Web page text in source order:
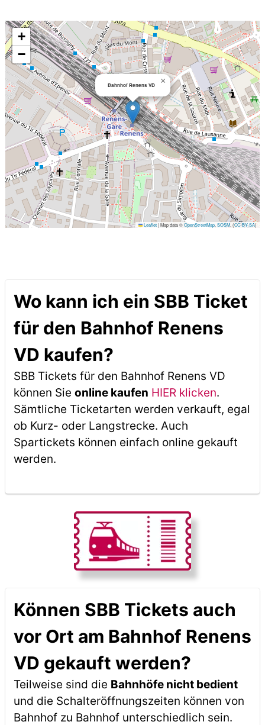
Bahnhof Renens VD ×
+
−
Leaflet|Map data ©OpenStreetMap ,SOSM , (CC-BY-SA)
Wo kann ich ein SBB Ticket
für den Bahnhof Renens
VD kaufen?
SBB Tickets für den Bahnhof Renens VD
können Sie online kaufen HIER klicken.
Sämtliche Ticketarten werden verkauft, egal
ob Kurz- oder Langstrecke. Auch
Spartickets können einfach online gekauft
werden.
Können SBB Tickets auch
vor Ort am Bahnhof Renens
VD gekauft werden?
Teilweise sind die Bahnhöfe nicht bedient
und die Schalteröffnungszeiten können von
Bahnhof zu Bahnhof unterschiedlich sein.